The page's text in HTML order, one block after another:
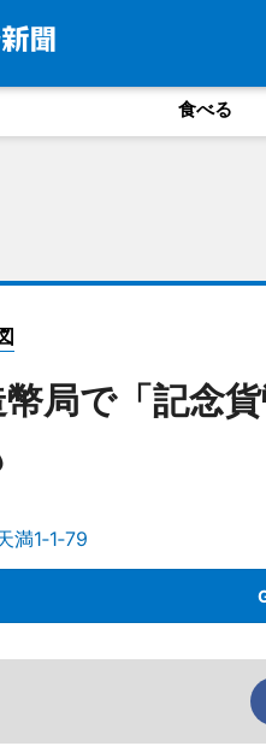
食べる
幣局で「記念
満1‐1‐79